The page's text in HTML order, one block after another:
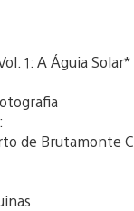
1: A Águia Solar*
de Brutamonte